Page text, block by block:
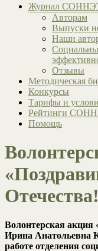
Журнал
Авторам
Выпуски
Наши
Отзывы
Методическая
Конкурсы
Тарифы и
Рейтинги
Помощь
Волонтерская акция
Ирина Анатольевна
работе отделения